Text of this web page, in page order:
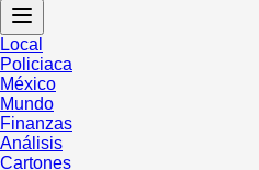
Local
Policiaca
México
Mundo
Finanzas
Análisis
Cartones